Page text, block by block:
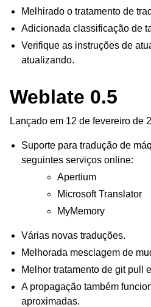
Melhirado o tratamento de
Adicionada classificação de
Verifique as instruções de
atualizando.
Weblate 0.5
Lançado em 12 de fevereiro de
Suporte para tradução de
seguintes serviços online:
Apertium
Microsoft Translator
MyMemory
Várias novas traduções.
Melhorada mesclagem de
Melhor tratamento de git pull
A propagação também
aproximadas.